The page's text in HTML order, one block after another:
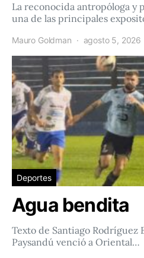
La reconocida antropóloga y
una de las principales
Mauro Goldman agosto 5, 2026
Deportes
Agua bendita
Texto de Santiago Rodríguez
Paysandú venció a Oriental…